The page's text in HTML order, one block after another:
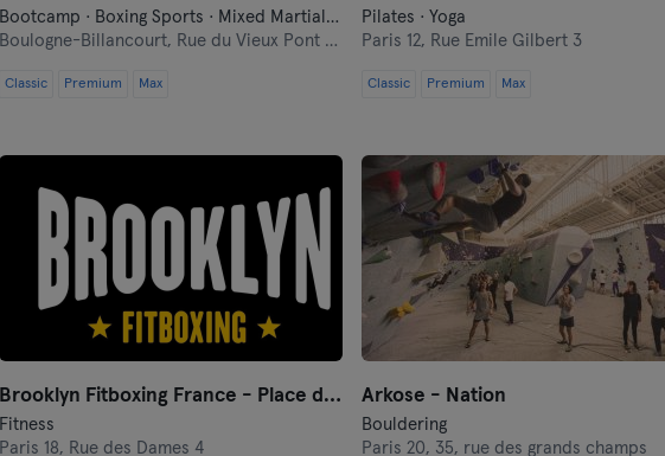
Bootcamp · Boxing Sports · Mixed Martial Arts
Boulogne-Billancourt, Rue du Vieux Pont de Sèvres 154
Classic Premium Max
Pilates · Yoga
Paris 12, Rue Emile Gilbert 3
Classic Premium Max
Brooklyn Fitboxing France - Place de Clichy
Fitness
Paris 18, Rue des Dames 4
Arkose - Nation
Bouldering
Paris 20, 35, rue des grands champs